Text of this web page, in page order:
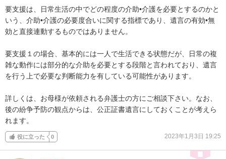
要支援は、日常生活の中でどの程度の介助•介護を必要とするのかと
いう、介助•介護の必要度合いに関する指標であり、遺言の有効•無
効と直接連動するものではありません。
要支援１の場合、基本的には一人で生活できる状態だが、日常の複
雑な動作には部分的な介助を必要とする段階と言われており、遺言
を行う上で必要な判断能力を有している可能性があります。
詳しくは、お母様が依頼される弁護士の方にご相談下さい。なお、
後の紛争予防の観点からは、公正証書遺言にしておくことが考えら
れます。
役に立った 0 2023年1月3日 19:25